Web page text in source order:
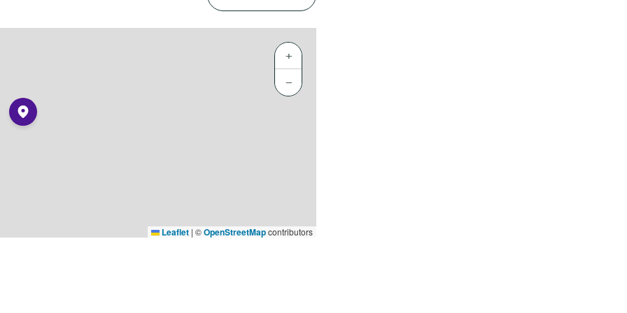
+
−
Leaflet | ©OpenStreetMapcontributors